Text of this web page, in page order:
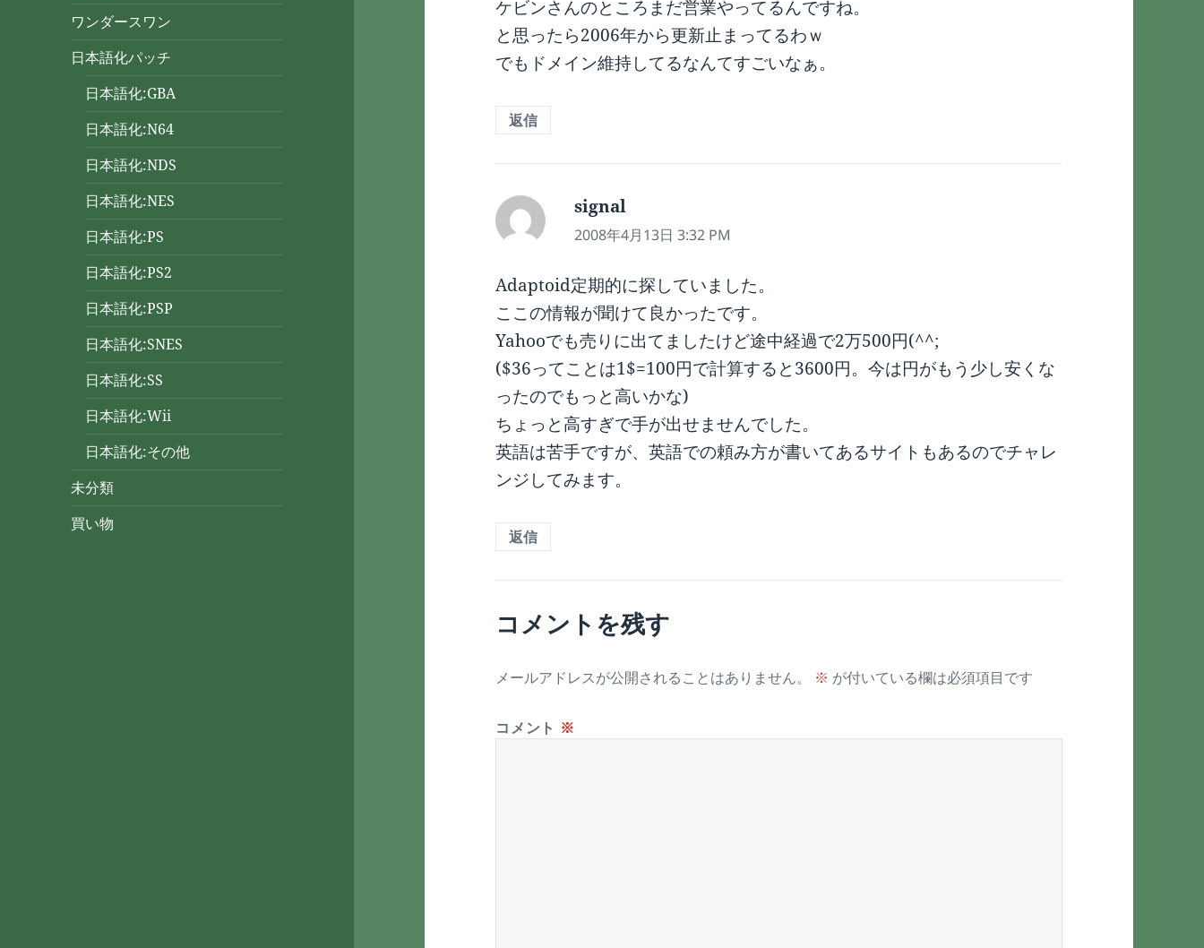
ワンダースワン
日本語化パッチ
日本語化:GBA
日本語化:N64
日本語化:NDS
日本語化:NES
日本語化:PS
日本語化:PS2
日本語化:PSP
日本語化:SNES
日本語化:SS
日本語化:Wii
日本語化:その他
未分類
買い物
ケビンさんのところまだ営業やってるんですね。
と思ったら2006年から更新止まってるわｗ
でもドメイン維持してるなんてすごいなぁ。
返信
signal
り:
2008年4月13日 3:32 PM
Adaptoid定期的に探していました。
ここの情報が聞けて良かったです。
Yahooでも売りに出てましたけど途中経過で2万500円(^^;
($36ってことは1$=100円で計算すると3600円。今は円がもう少し安くな
ったのでもっと高いかな)
ちょっと高すぎで手が出せませんでした。
英語は苦手ですが、英語での頼み方が書いてあるサイトもあるのでチャレ
ンジしてみます。
返信
コメントを残す
メールアドレスが公開されることはありません。 ※ が付いている欄は必須項目です
コメント ※